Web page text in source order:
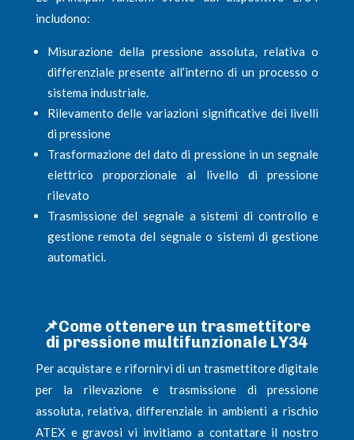
includono:
Misurazione della pressione assoluta, relativa o
differenziale presente all’interno di un processo o
sistema industriale.
Rilevamento delle variazioni significative dei livelli
di pressione
Trasformazione del dato di pressione in un segnale
elettrico proporzionale al livello di pressione
rilevato
Trasmissione del segnale a sistemi di controllo e
gestione remota del segnale o sistemi di gestione
automatici.
📌Come ottenere un trasmettitore
di pressione multifunzionale LY34
Per acquistare e rifornirvi di un trasmettitore digitale
per la rilevazione e trasmissione di pressione
assoluta, relativa, differenziale in ambienti a rischio
ATEX e gravosi vi invitiamo a contattare il nostro